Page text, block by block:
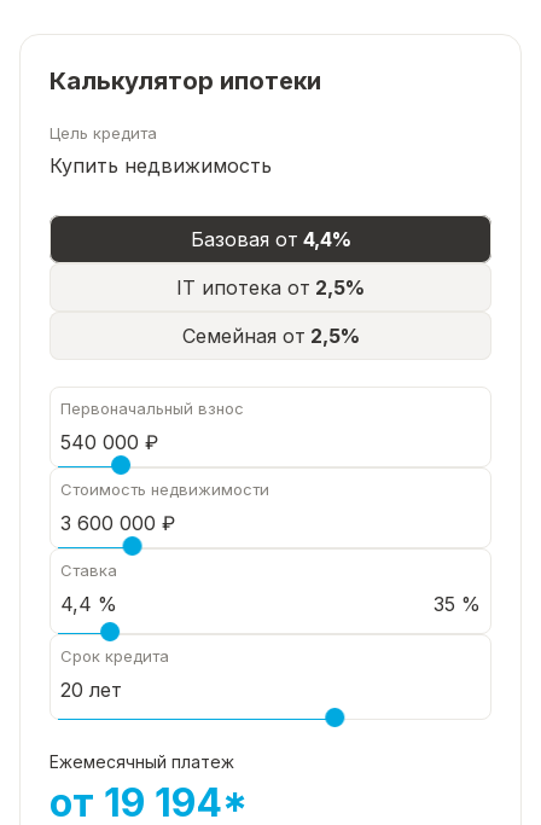
Калькулятор ипотеки
Цель кредита
Купить недвижимость
Базовая от 4,4%
IT ипотека от 2,5%
Семейная от 2,5%
Первоначальный взнос
Стоимость недвижимости
Ставка
35 %
Срок кредита
Ежемесячный платеж
от 19 194*